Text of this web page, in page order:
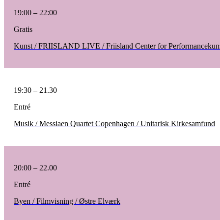
19:00 – 22:00
Gratis
Kunst / FRIISLAND LIVE / Friisland Center for
19:30 – 21.30
Entré
Musik / Messiaen Quartet Copenhagen / Unitarisk Kirkesamfund
20:00 – 22.00
Entré
Byen / Filmvisning / Østre Elværk